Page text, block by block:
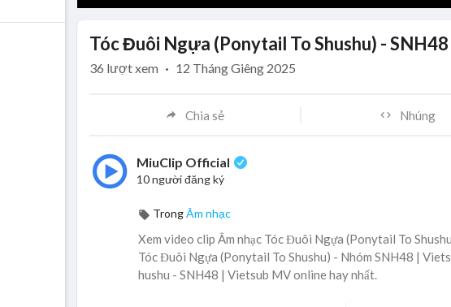
Tóc Đuôi Ngựa (Ponytail To Shushu) -
36 lượt xem · 12 Tháng Giêng 2025
Chia sẻ Nhúng
MiuClip Official
10 người đăng ký
TrongÂm nhạc
Xem video clip Âm nhạc Tóc Đuôi Ngựa (Ponytail To
Tóc Đuôi Ngựa (Ponytail To Shushu) - Nhóm SNH48 |
hushu - SNH48 | Vietsub MV online hay nhất.